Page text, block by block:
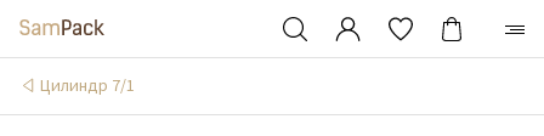
Цилиндр 7/1